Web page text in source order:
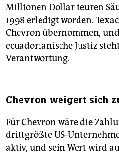
Millionen Dollar teuren
1998 erledigt worden.
Chevron übernommen,
ecuadorianische Justiz
Verantwortung.
Chevron weigert sich
Für Chevron wäre die
drittgrößte US-
aktiv, und sein Wert wird